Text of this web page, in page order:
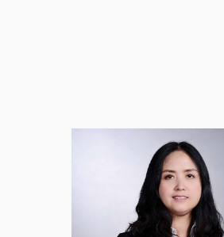
康桥人员
新闻动态
康桥党建
Copyright © 2011-2026